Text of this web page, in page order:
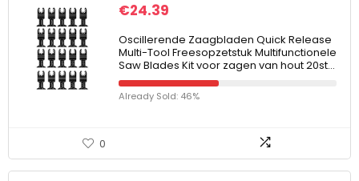
€24.39
Oscillerende Zaagbladen Quick Release
Multi-Tool Freesopzetstuk Multifunctionele
Saw Blades Kit voor zagen van hout 20st…
Already Sold: 46%
0